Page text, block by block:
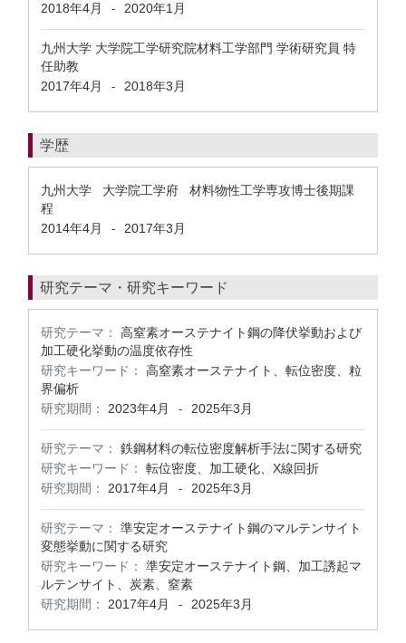
2018年4月
- 2020年1月
九州大学 大学院工学研究院材料工学部門 学術研究員 特
任助教
2017年4月
- 2018年3月
学歴
九州大学 大学院工学府 材料物性工学専攻博士後期課
程
2014年4月
- 2017年3月
研究テーマ・研究キーワード
研究テーマ：
高窒素オーステナイト鋼の降伏挙動および
加工硬化挙動の温度依存性
研究キーワード：
高窒素オーステナイト、転位密度、粒
界偏析
研究期間：
2023年4月 - 2025年3月
研究テーマ：
鉄鋼材料の転位密度解析手法に関する研究
研究キーワード：
転位密度、加工硬化、X線回折
研究期間：
2017年4月 - 2025年3月
研究テーマ：
準安定オーステナイト鋼のマルテンサイト
変態挙動に関する研究
研究キーワード：
準安定オーステナイト鋼、加工誘起マ
ルテンサイト、炭素、窒素
研究期間：
2017年4月 - 2025年3月